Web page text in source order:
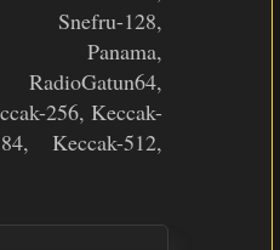
Snefru-128,
Panama,
RadioGatun64,
256, Keccak-
Keccak-512,